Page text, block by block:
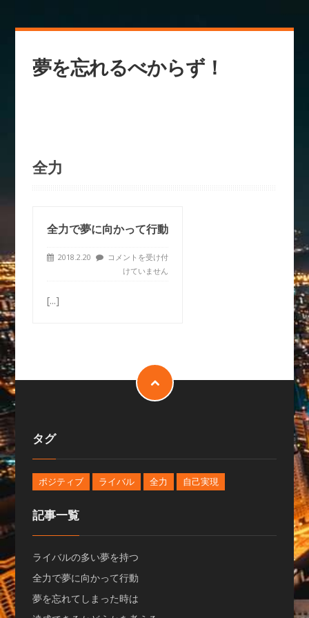
夢を忘れるべからず！
全力
全力で夢に向かって行動
2018.2.20
コメントを受け付
けていません
[...]
タグ
ポジティブ ライバル 全力 自己実現
記事一覧
ライバルの多い夢を持つ
全力で夢に向かって行動
夢を忘れてしまった時は